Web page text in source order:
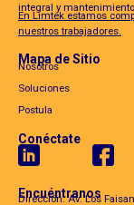
integral y
En Limtek estamos
nuestros trabajadores.
Mapa de Sitio
Nosotros
Soluciones
Postula
Conéctate
Encuéntranos
Dirección: Av. Los